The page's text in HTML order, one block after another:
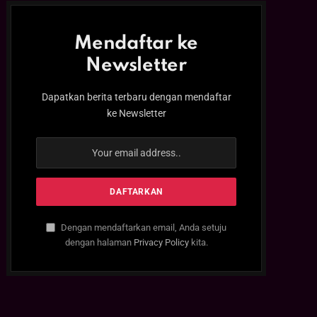
Mendaftar ke
Newsletter
Dapatkan berita terbaru dengan mendaftar
ke Newsletter
Dengan mendaftarkan email, Anda setuju
dengan halaman Privacy Policykita.